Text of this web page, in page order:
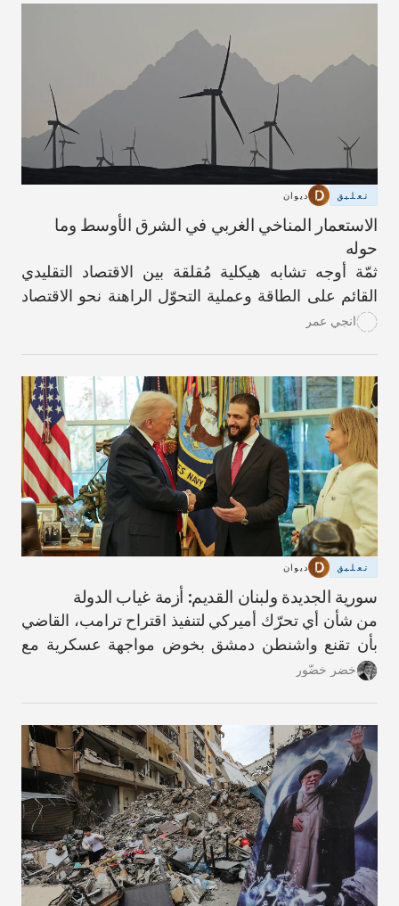
تعليق ديوان
الاستعمار المناخي الغربي في الشرق الأوسط وما
حوله
ثمّة أوجه تشابه هيكلية مُقلقة بين الاقتصاد التقليدي
القائم على الطاقة وعملية التحوّل الراهنة نحو الاقتصاد
الأخضر.انجي عمر
تعليق ديوان
سورية الجديدة ولبنان القديم: أزمة غياب الدولة
من شأن أي تحرّك أميركي لتنفيذ اقتراح ترامب، القاضي
بأن تقنع واشنطن دمشق بخوض مواجهة عسكرية مع
حزب الله، أن يؤدّي إلى عواقب كارثية.
خضر خضّور